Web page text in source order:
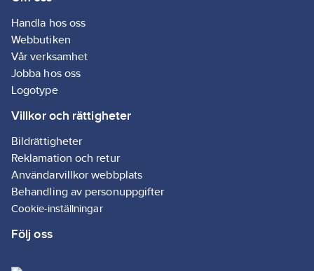
Handla hos oss
Webbutiken
Vår verksamhet
Jobba hos oss
Logotype
Villkor och rättigheter
Bildrättigheter
Reklamation och retur
Användarvillkor webbplats
Behandling av personuppgifter
Cookie-inställningar
Följ oss